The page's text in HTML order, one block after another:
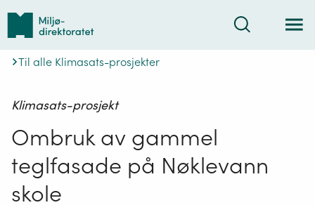
Tilbake
forsiden
Søk
Til alle Klimasats-prosjekter
Klimasats-prosjekt
Ombruk av gammel
teglfasade på Nøklevann
skole